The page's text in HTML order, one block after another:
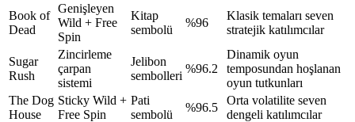
Book of
Dead
Genişleyen
Wild + Free
Spin
Kitap
sembolü
%96
Klasik temaları seven
stratejik katılımcılar
Sugar
Rush
Zincirleme
çarpan
sistemi
Jelibon
sembolleri
%96.2
Dinamik oyun
temposundan hoşlanan
oyun tutkunları
The Dog
House
Sticky Wild +
Free Spin
Pati
sembolü
%96.5
Orta volatilite seven
dengeli katılımcılar